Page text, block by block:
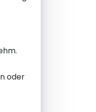
oder